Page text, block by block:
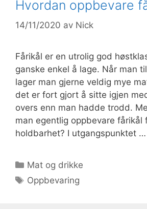
Hvordan oppbevare
14/11/2020 av Nick
Fårikål er en utrolig god
ganske enkel å lage. Når man
lager man gjerne veldig mye
det er fort gjort å sitte igjen
overs enn man hadde trodd.
man egentlig oppbevare fårikål
holdbarhet? I utgangspunktet …
Kategorier
Mat og drikke
Stikkord
Oppbevaring